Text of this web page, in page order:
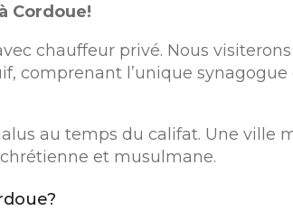
Cordoue!
chauffeur privé. Nous
comprenant l’unique synagogue
au temps du califat. Une ville
et musulmane.